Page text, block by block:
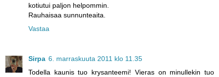
kotiutui paljon helpommin.
Rauhaisaa sunnunteaita.
Vastaa
Sirpa 6. marraskuuta 2011 klo 11.35
Todella kaunis tuo krysanteemi! Vieras on minullekin tuo